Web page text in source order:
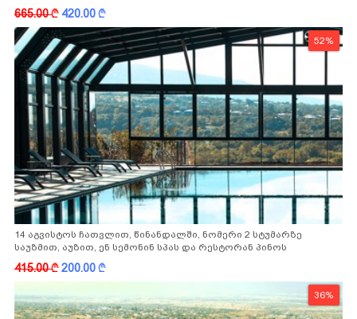
665.00k 420.00k
52%
14 აგვისტოს ჩათვლით, წინანდალში, ნომერი 2 სტუმარზე
საუზმით, აუზით, ენ სემონინ სპას და რესტორან პინოს
ფასდაკლებით
415.00k200.00k
36%